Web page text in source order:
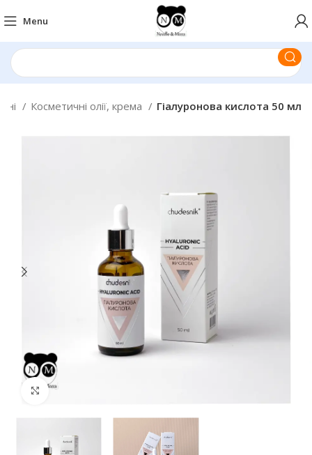
Menu
Косметичні олії, крема Гіалуронова кислота 50 мл
Click to enlarge